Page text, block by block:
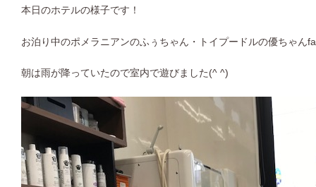
本日のホテルの様子です！
お泊り中のポメラニアンのふぅちゃん・トイプードルの優ちゃん
朝は雨が降っていたので室内で遊びました(^ ^)